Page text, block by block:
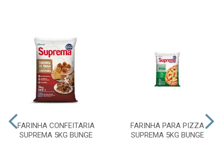
FARINHA CONFEITARIA
SUPREMA 5KG BUNGE
FARINHA PARA PIZZA
SUPREMA 5KG BUNGE